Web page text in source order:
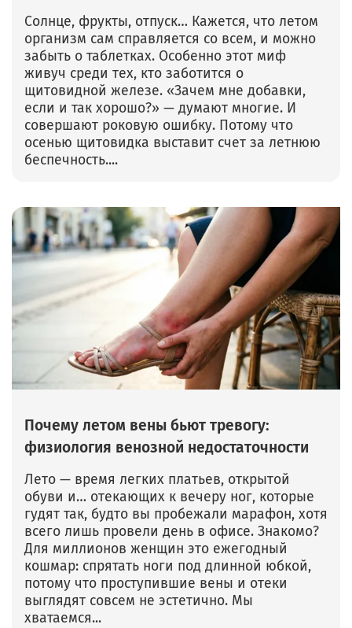
Солнце, фрукты, отпуск… Кажется, что летом
организм сам справляется со всем, и можно
забыть о таблетках. Особенно этот миф
живуч среди тех, кто заботится о
щитовидной железе. «Зачем мне добавки,
если и так хорошо?» — думают многие. И
совершают роковую ошибку. Потому что
осенью щитовидка выставит счет за летнюю
беспечность....
Почему летом вены бьют тревогу:
физиология венозной недостаточности
Лето — время легких платьев, открытой
обуви и… отекающих к вечеру ног, которые
гудят так, будто вы пробежали марафон, хотя
всего лишь провели день в офисе. Знакомо?
Для миллионов женщин это ежегодный
кошмар: спрятать ноги под длинной юбкой,
потому что проступившие вены и отеки
выглядят совсем не эстетично. Мы
хватаемся...